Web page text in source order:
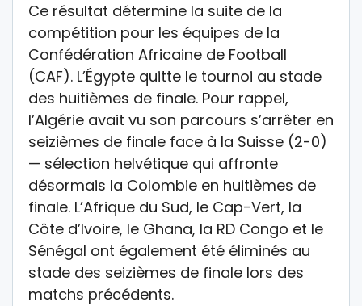
Ce résultat détermine la suite de la
compétition pour les équipes de la
Confédération Africaine de Football
(CAF). L’Égypte quitte le tournoi au stade
des huitièmes de finale. Pour rappel,
l’Algérie avait vu son parcours s’arrêter en
seizièmes de finale face à la Suisse (2-0)
— sélection helvétique qui affronte
désormais la Colombie en huitièmes de
finale. L’Afrique du Sud, le Cap-Vert, la
Côte d’Ivoire, le Ghana, la RD Congo et le
Sénégal ont également été éliminés au
stade des seizièmes de finale lors des
matchs précédents.